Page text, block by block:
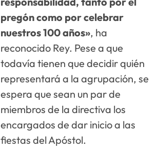
pregón como por celebrar
nuestros 100 años», ha
reconocido Rey. Pese a que
todavía tienen que decidir quién
representará a la agrupación, se
espera que sean un par de
miembros de la directiva los
encargados de dar inicio a las
fiestas del Apóstol.